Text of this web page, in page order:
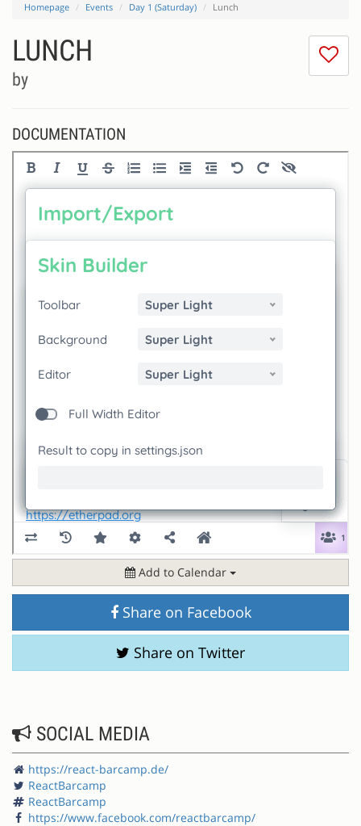
Homepage Events Day 1 (Saturday) Lunch
I
LUNCH
by
DOCUMENTATION
Add to Calendar
Share on Facebook
Share on Twitter
SOCIAL MEDIA
https://react-barcamp.de/
ReactBarcamp
ReactBarcamp
https://www.facebook.com/reactbarcamp/